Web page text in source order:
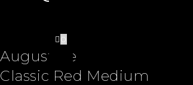
0
Augustine
Classic Red Medium